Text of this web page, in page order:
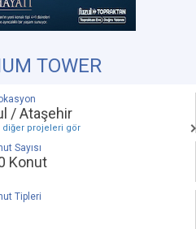
TOWER
/ Ataşehir
diğer projeleri gör
Sayısı
Konut
Tipleri